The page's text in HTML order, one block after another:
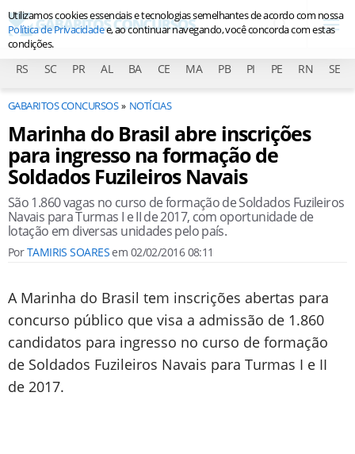
RS SC PR AL BA CE MA PB PI PE RN SE
GABARITOS CONCURSOS NOTÍCIAS
Marinha do Brasil abre inscrições
para ingresso na formação de
Soldados Fuzileiros Navais
São 1.860 vagas no curso de formação de Soldados Fuzileiros
Navais para Turmas I e II de 2017, com oportunidade de
lotação em diversas unidades pelo país.
PorTAMIRIS SOARESem 02/02/2016 08:11
A Marinha do Brasil tem inscrições abertas para
concurso público que visa a admissão de 1.860
candidatos para ingresso no curso de formação
de Soldados Fuzileiros Navais para Turmas I e II
de 2017.
Utilizamos cookies essenciais e tecnologias semelhantes de acordo com nossa
Política de Privacidadee, ao continuar navegando, você concorda com estas
condições.